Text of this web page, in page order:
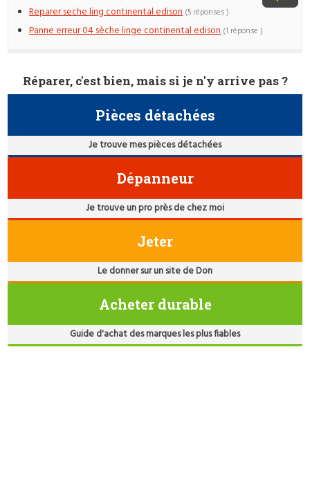
Reparer seche ling continental edison (5 réponses )
Panne erreur 04 sèche linge continental edison (1 réponse )
Réparer, c'est bien, mais si je n'y arrive pas ?
Pièces détachées
Je trouve mes pièces détachées
Dépanneur
Je trouve un pro près de chez moi
Jeter
Le donner sur un site de Don
Acheter durable
Guide d'achat des marques les plus fiables